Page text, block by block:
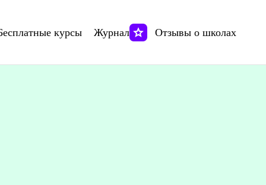
курсы Журнал Отзывы о школах